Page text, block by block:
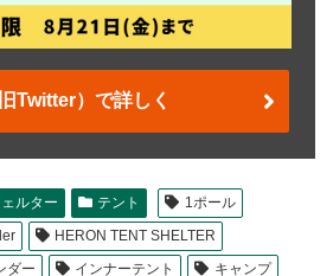
Twitter）で詳しく
ルター テント
1ポール
HERON TENT SHELTER
ダー インナーテント
キャンプ